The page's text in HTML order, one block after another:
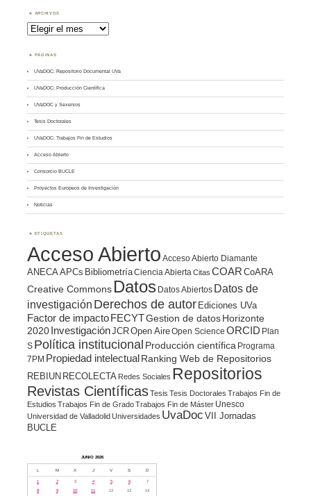
ARCHIVOS
Archivos
PÁGINAS
UVaDOC: Repositorio Documental UVa
UVaDOC: Producción Científica
UVaDOC y Sexenios
Tesis Doctorales
UVaDOC: Trabajos Fin de Estudios
Acceso Abierto
Consorcio BUCLE
Proyectos Europeos de Investigación
Noticias
ETIQUETAS
Acceso Abierto Acceso Abierto Diamante
ANECAAPCs BibliometríaCiencia Abierta Citas COAR CoARA
Creative Commons Datos Datos Abiertos Datos de
investigación Derechos de autor Ediciones UVa
Factor de impacto FECYTGestion de datosHorizonte
2020 InvestigaciónJCROpen AireOpen Science ORCID Plan
S Política institucional Producción científica Programa
7PM Propiedad intelectual Ranking Web de Repositorios
REBIUN RECOLECTA Redes Sociales Repositorios
Revistas CientíficasTesis Tesis Doctorales Trabajos Fin de
Estudios Trabajos Fin de GradoTrabajos Fin de Máster Unesco
Universidad de Valladolid Universidades UvaDoc VII Jornadas
BUCLE
JUNIO 2026
L M X J V S D
1 2 3 4 5 6
7
8
9 10 11 12 13
14